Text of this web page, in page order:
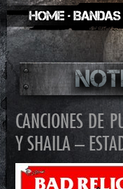
CANCIONES DE
Y SHAILA –